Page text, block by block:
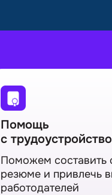
Помощь
с
Поможем составить
резюме и привлечь
работодателей